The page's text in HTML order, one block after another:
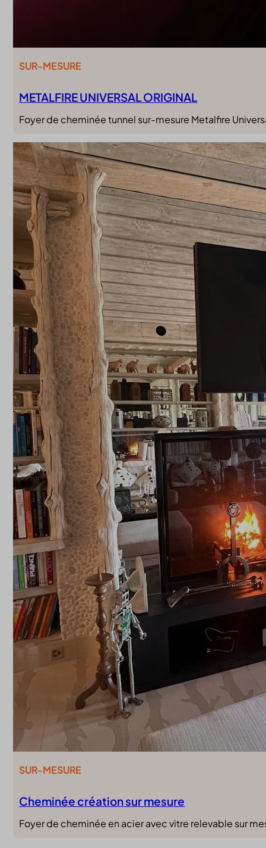
METALFIRE UNIVERSAL ORIGINAL
SUR-MESURE
Foyer de cheminée tunnel sur-mesure Metalfire
Cheminée création sur mesure
SUR-MESURE
Foyer de cheminée en acier avec vitre relevable sur